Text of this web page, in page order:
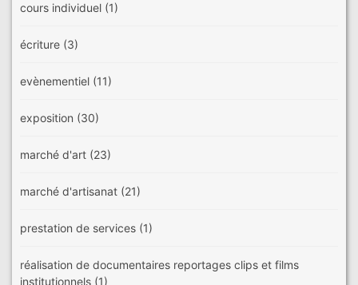
cours individuel (1)
écriture (3)
evènementiel (11)
exposition (30)
marché d'art (23)
marché d'artisanat (21)
prestation de services (1)
réalisation de documentaires reportages clips et films
institutionnels (1)